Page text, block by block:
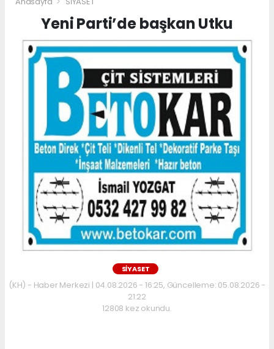
Yeni Parti’de başkan Utku
SİYASET
(KH) - Haber Merkezi | 04.08.2026 - 16:25, Güncelleme: 05.08.2026 -
21:22
12808 kez okundu.